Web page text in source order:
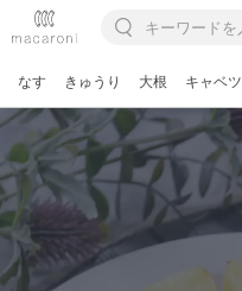
なす きゅうり 大根 キャベツ